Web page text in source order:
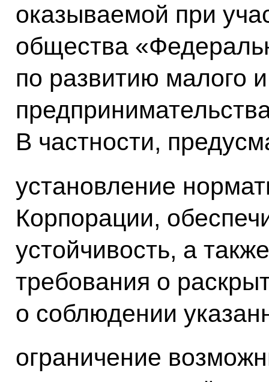
оказываемой при
общества
по развитию малого
В частности,
установление
Корпорации,
устойчивость, а
требования о
о соблюдении
ограничение